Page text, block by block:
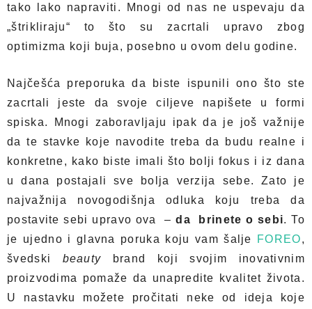
tako lako napraviti. Mnogi od nas ne uspevaju da
„štrikliraju“ to što su zacrtali upravo zbog
optimizma koji buja, posebno u ovom delu godine.
Najčešća preporuka da biste ispunili ono što ste
zacrtali jeste da svoje ciljeve napišete u formi
spiska. Mnogi zaboravljaju ipak da je još važnije
da te stavke koje navodite treba da budu realne i
konkretne, kako biste imali što bolji fokus i iz dana
u dana postajali sve bolja verzija sebe. Zato je
najvažnija novogodišnja odluka koju treba da
postavite sebi upravo ova –da brinete o sebi. To
je ujedno i glavna poruka koju vam šalje
FOREO,
švedski beauty brand koji svojim inovativnim
proizvodima pomaže da unapredite kvalitet života.
U nastavku možete pročitati neke od ideja koje